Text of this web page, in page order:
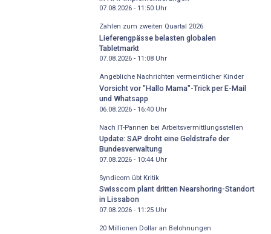
07.08.2026 - 11:50Uhr
Zahlen zum zweiten Quartal 2026
Lieferengpässe belasten globalen
Tabletmarkt
07.08.2026 - 11:08Uhr
Angebliche Nachrichten vermeintlicher Kinder
Vorsicht vor "Hallo Mama"-Trick per E-Mail
und Whatsapp
06.08.2026 - 16:40Uhr
Nach IT-Pannen bei Arbeitsvermittlungsstellen
Update: SAP droht eine Geldstrafe der
Bundesverwaltung
07.08.2026 - 10:44Uhr
Syndicom übt Kritik
Swisscom plant dritten Nearshoring-Standort
in Lissabon
07.08.2026 - 11:25Uhr
20 Millionen Dollar an Belohnungen